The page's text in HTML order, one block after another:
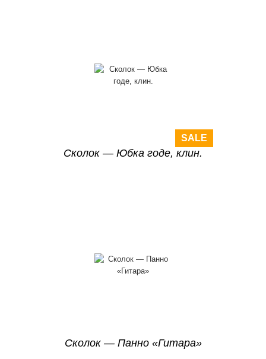
SALE
Сколок — Юбка годе, клин.
Сколок — Панно «Гитара»